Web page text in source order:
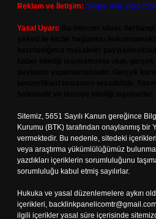
Reklam ve İletişim: Skype:
Yasal Uyarı:
Sitemiz, 5651 Sayılı Kanun gereğince
Kurumu (BTK) tarafından onaylanmış bir
vermektedir. Bu nedenle, sitedeki
veya araştırma yükümlülüğümüz
yazdıkları içeriklerin sorumluluğunu
sorumluluğu kabul etmiş sayılırlar.
Hukuka ve yasal düzenlemelere aykırı
içerikleri,
ilgili içerikler yasal süre içerisinde